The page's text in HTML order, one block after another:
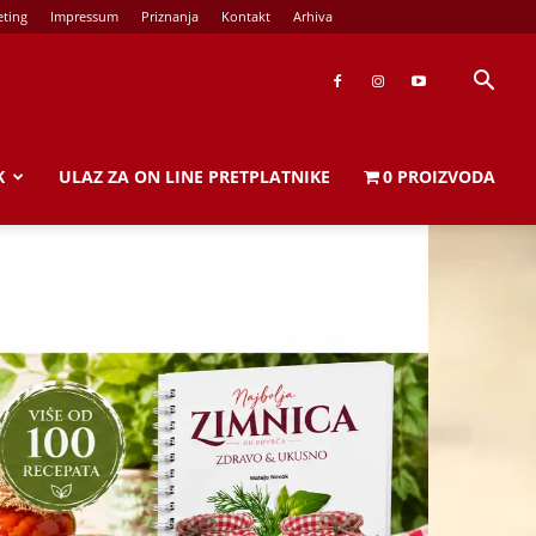
Impressum Priznanja Kontakt Arhiva
ULAZ ZA ON LINE PRETPLATNIKE 0 PROIZVODA